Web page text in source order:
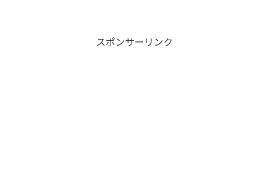
スポンサーリンク